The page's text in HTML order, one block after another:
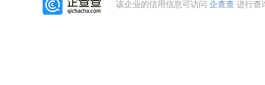
该企业的信用信息可访问 企查查 进行查